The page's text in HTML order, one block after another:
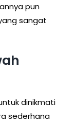
pun
sangat
dinikmati
sederhana